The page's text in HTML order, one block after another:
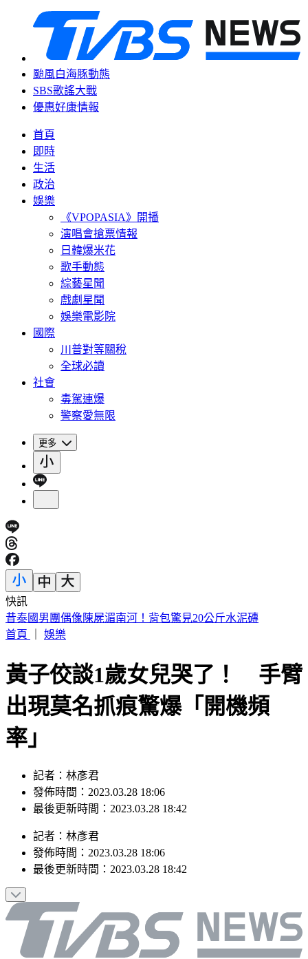
颱風白海豚動態
SBS歌謠大戰
優惠好康情報
首頁
即時
生活
政治
娛樂
《VPOPASIA》開播
演唱會搶票情報
日韓爆米花
歌手動態
綜藝星聞
戲劇星聞
娛樂電影院
國際
川普對等關稅
全球必讀
社會
毒駕連爆
警察愛無限
更多
快訊
阿伯車廂內狂罵女兒！列車長下班後勸阻被爆揍
首頁
娛樂
黃子佼談1歲女兒哭了！ 手臂
出現莫名抓痕驚爆「開機頻
率」
記者：林彥君
發佈時間：2023.03.28 18:06
最後更新時間：2023.03.28 18:42
記者 ： 林彥君
發佈時間： 2023.03.28 18:06
最後更新時間： 2023.03.28 18:42